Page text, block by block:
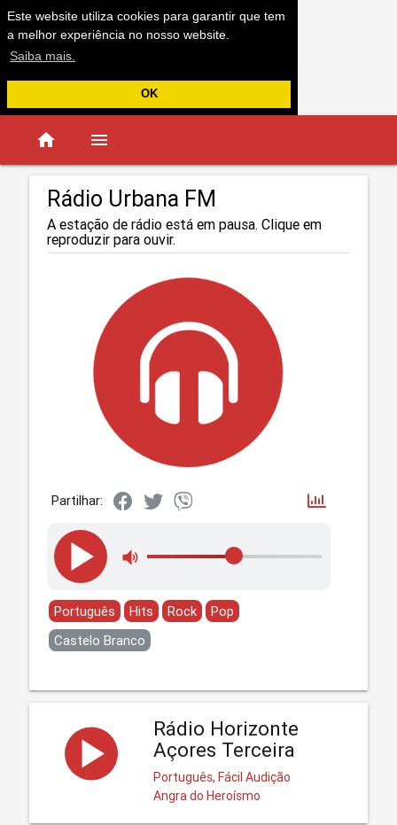
Este website utiliza cookies para garantir que tem
a melhor experiência no nosso website.
Saiba mais.
OK
home menu
Rádio Urbana FM
A estação de rádio está em pausa. Clique em
reproduzir para ouvir.
Partilhar:
Português Hits Rock
Pop
Castelo Branco
Rádio Horizonte
Açores Terceira
Português, Fácil Audição
Angra do Heroísmo